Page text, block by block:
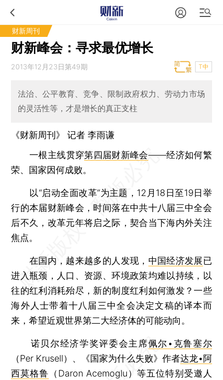
财新周刊
财新峰会：寻求最优增长
2013年12月23日第49期 T中
法治、公平教育、竞争、限制政府权力、劳动力市场
的灵活性等，才是增长的真正支柱
《财新周刊》 记者李雨谦
一根主线贯穿第四届财新峰会——经济如何繁
荣、国家因何成败。
以“启动全面改革”为主题，12月18日至19日举
行的本届财新峰会，时间落在中共十八届三中全会
后不久，改革元年将启之际，契合当下海内外关注
焦点。
在国内，越来越多的人发现， 中国经济发展已
进入瓶颈，人口、资源、环境政策均难以持续，以
往的红利消耗殆尽，新的制度红利如何激发？一些
海外人士带着十八届三中全会决定文稿的译本而
来，希望近观世界第二大经济体的可能动向。
诺贝尔经济学奖评委会主席佩尔•克鲁塞尔
（Per Krusell）、《国家为什么失败》作者达龙•阿
西莫格鲁 （Daron Acemoglu）等五位特别受邀人